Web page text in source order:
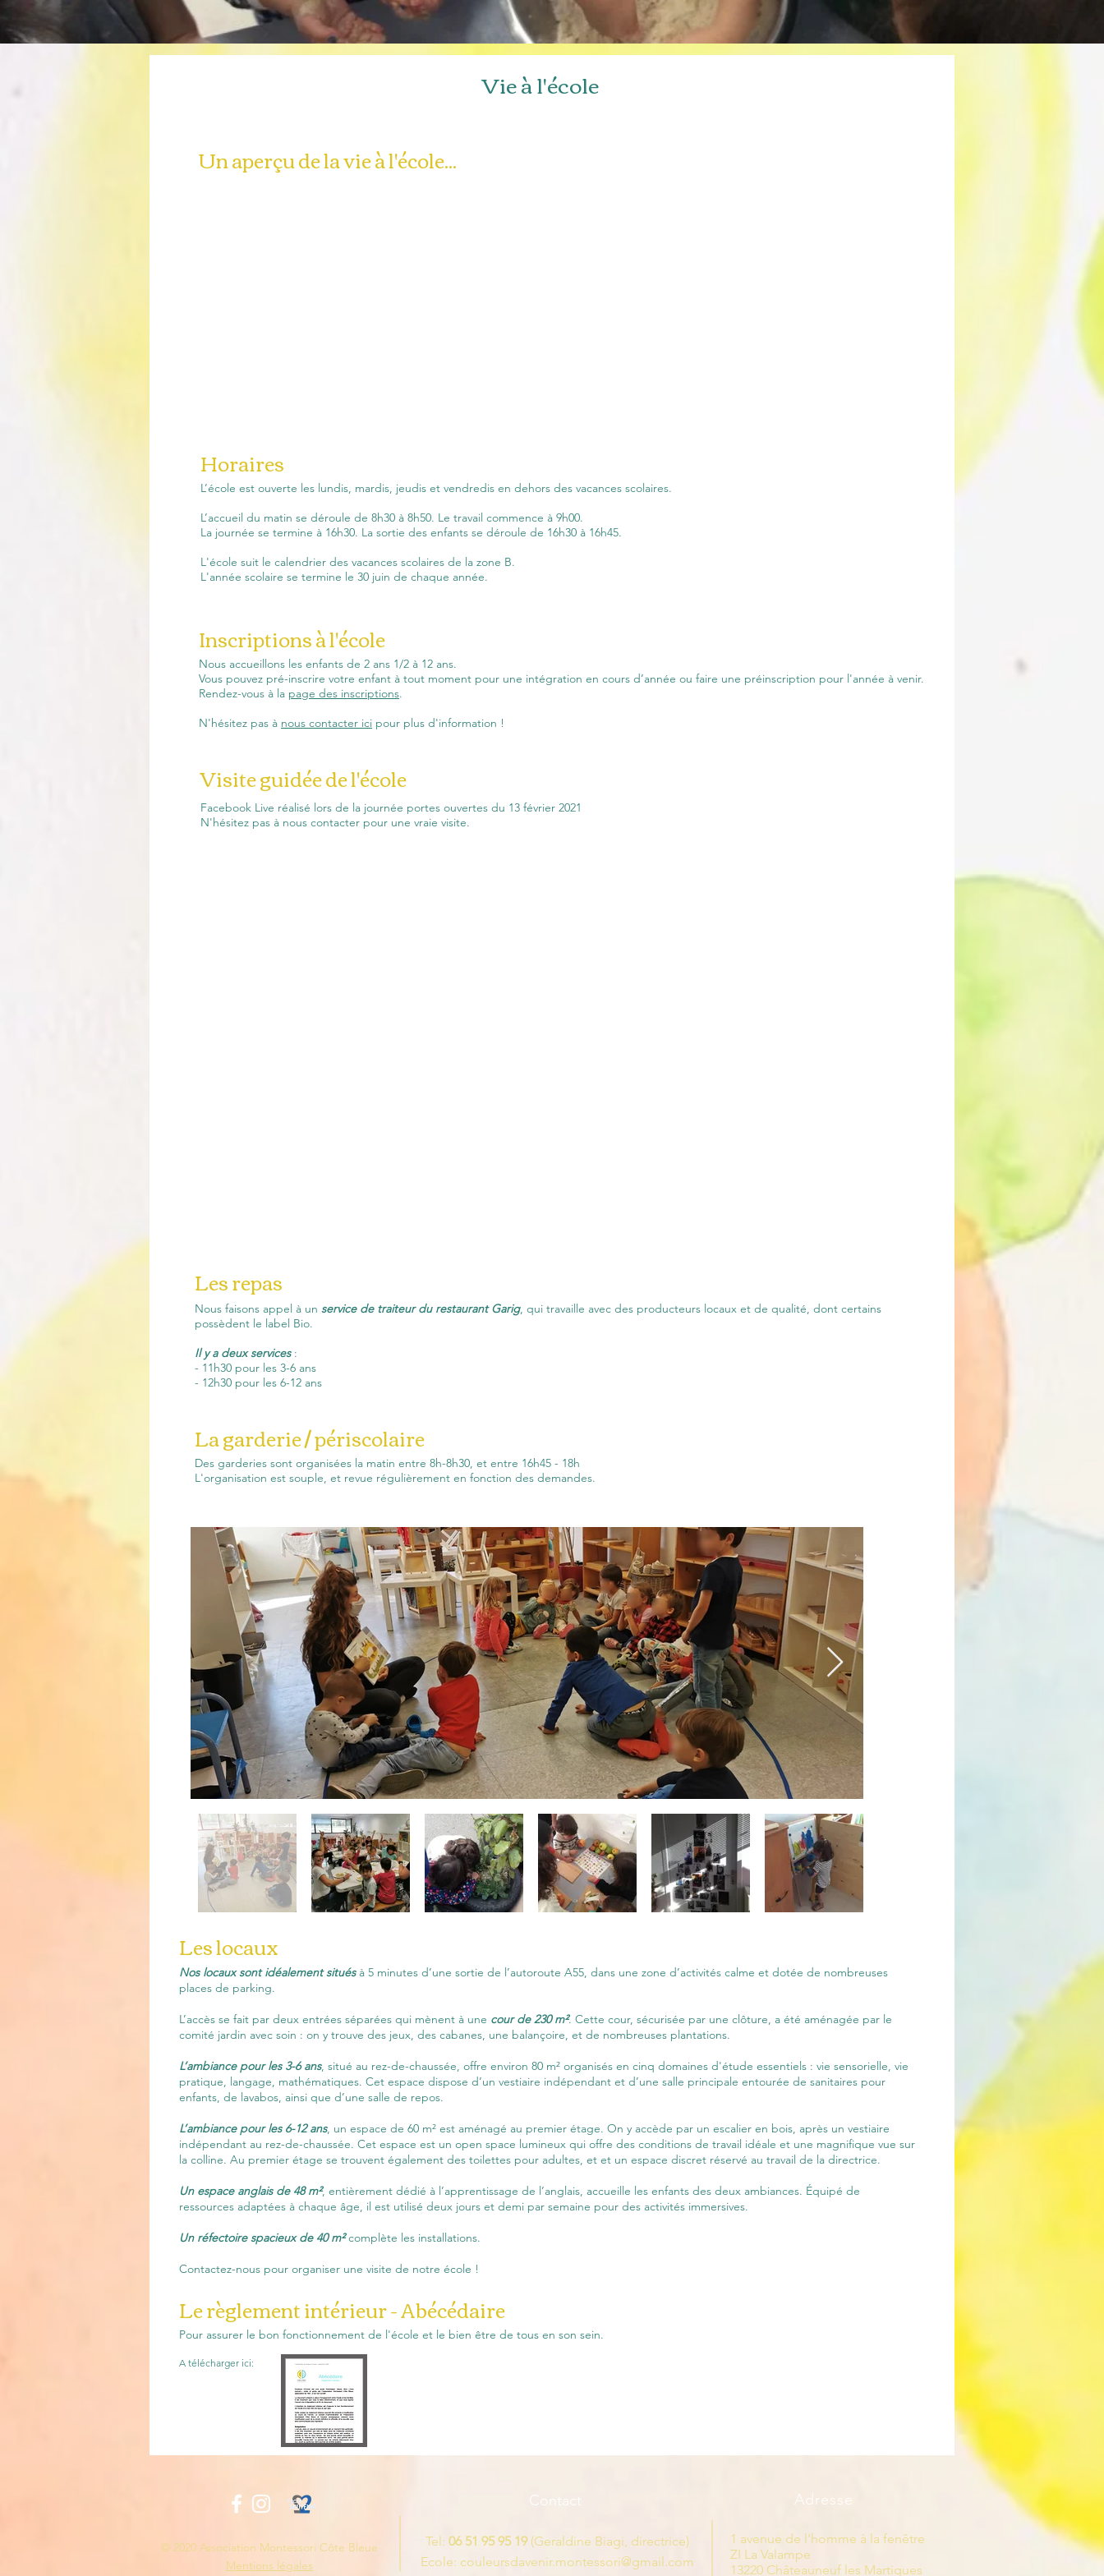
Vie à l'école
Un aperçu de la vie à l'école...
Horaires
L’école est ouverte les lundis, mardis, jeudis et vendredis en dehors des vacances scolaires.
L’accueil du matin se déroule de 8h30 à 8h50. Le travail commence à 9h00.
La journée se termine à 16h30. La sortie des enfants se déroule de 16h30 à 16h45.
L'école suit le calendrier des vacances scolaires de la zone B.
L'année scolaire se termine le 30 juin de chaque année.
Inscriptions à l'école
Nous accueillons les enfants de 2 ans 1/2 à 12 ans.
Vous pouvez pré-inscrire votre enfant à tout moment pour une intégration en cours d’année ou faire une préinscription pour l'année à venir.
Rendez-vous à la page des inscriptions.
N'hésitez pas à nous contacter ici pour plus d'information !
Visite guidée de l'école
Facebook Live réalisé lors de la journée portes ouvertes du 13 février 2021
N'hésitez pas à nous contacter pour une vraie visite.
Les repas
Nous faisons appel à un service de traiteur du restaurant Garig, qui travaille avec des producteurs locaux et de qualité, dont certains
possèdent le label Bio.
Il y a deux services:
- 11h30 pour les 3-6 ans
- 12h30 pour les 6-12 ans
La garderie / périscolaire
Des garderies sont organisées la matin entre 8h-8h30, et entre 16h45 - 18h
L'organisation est souple, et revue régulièrement en fonction des demandes.
Les locaux
Nos locaux sont idéalement situésà 5 minutes d’une sortie de l’autoroute A55, dans une zone d’activités calme et dotée de nombreuses
places de parking.
L’accès se fait par deux entrées séparées qui mènent à une cour de 230 m². Cette cour, sécurisée par une clôture, a été aménagée par le
comité jardin avec soin : on y trouve des jeux, des cabanes, une balançoire, et de nombreuses plantations.
L’ambiance pour les 3-6 ans, situé au rez-de-chaussée, offre environ 80 m² organisés en cinq domaines d'étude essentiels : vie sensorielle, vie
pratique, langage, mathématiques. Cet espace dispose d’un vestiaire indépendant et d’une salle principale entourée de sanitaires pour
enfants, de lavabos, ainsi que d’une salle de repos.
L’ambiance pour les 6-12 ans, un espace de 60 m² est aménagé au premier étage. On y accède par un escalier en bois, après un vestiaire
indépendant au rez-de-chaussée. Cet espace est un open space lumineux qui offre des conditions de travail idéale et une magnifique vue sur
la colline. Au premier étage se trouvent également des toilettes pour adultes, et et un espace discret réservé au travail de la directrice.
Un espace anglais de 48 m², entièrement dédié à l’apprentissage de l’anglais, accueille les enfants des deux ambiances. Équipé de
ressources adaptées à chaque âge, il est utilisé deux jours et demi par semaine pour des activités immersives.
Un réfectoire spacieux de 40 m²complète les installations.
Contactez-nous pour organiser une visite de notre école !
Le règlement intérieur - Abécédaire
Pour assurer le bon fonctionnement de l'école et le bien être de tous en son sein.
A télécharger ici:
Contact Adresse
© 2020 Association Montessori Côte Bleue
Mentions légales
Tel: 06 51 95 95 19(Geraldine Biagi, directrice)
Ecole: couleursdavenir.montessori@gmail.com
1 avenue de l'homme à la fenêtre
ZI La Valampe
13220 Châteauneuf les Martigues